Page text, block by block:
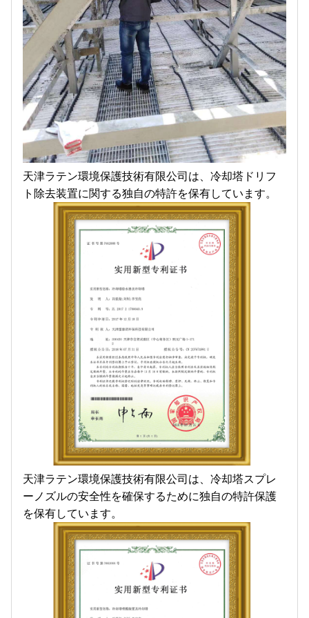
天津ラテン環境保護技術有限公司は、冷却塔ドリフ
ト除去装置に関する独自の特許を保有しています。
天津ラテン環境保護技術有限公司は、冷却塔スプレ
ーノズルの安全性を確保するために独自の特許保護
を保有しています。